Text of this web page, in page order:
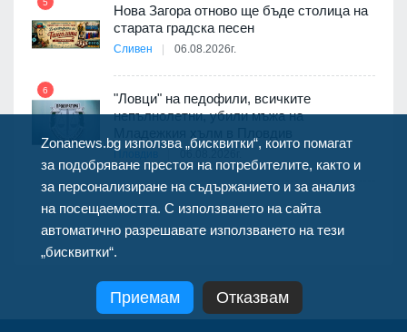
5
Нова Загора отново ще бъде столица на
старата градска песен
Сливен 06.08.2026г.
6
"Ловци" на педофили, всичките
непълнолетни, убили мъжа на
Пловдив 06.08.2026г.
Zonanews.bg използва „бисквитки“, които помагат
за подобряване престоя на потребителите, както и
за персонализиране на съдържанието и за анализ
на посещаемостта. С използването на сайта
автоматично разрешавате използването на тези
„бисквитки“.
Приемам Отказвам